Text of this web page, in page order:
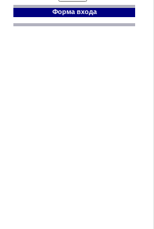
Форма входа